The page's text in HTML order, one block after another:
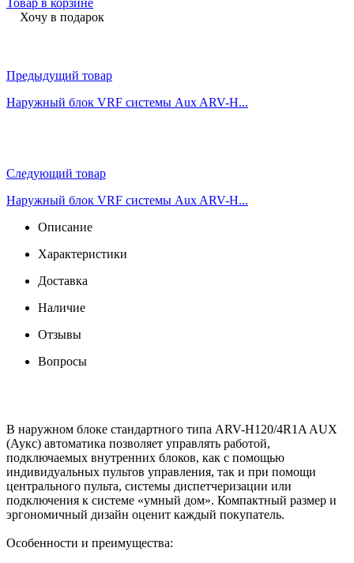
Хочу в подарок
Предыдущий товар
Наружный блок VRF системы Aux ARV-H...
Следующий товар
Наружный блок VRF системы Aux ARV-H...
Описание
Характеристики
Доставка
Наличие
Отзывы
Вопросы
В наружном блоке стандартного типа ARV-H120/4R1A AUX
(Аукс) автоматика позволяет управлять работой,
подключаемых внутренних блоков, как с помощью
индивидуальных пультов управления, так и при помощи
центрального пульта, системы диспетчеризации или
подключения к системе «умный дом». Компактный размер и
эргономичный дизайн оценит каждый покупатель.
Особенности и преимущества: